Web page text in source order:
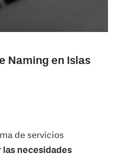
Naming en Islas
de servicios
las necesidades